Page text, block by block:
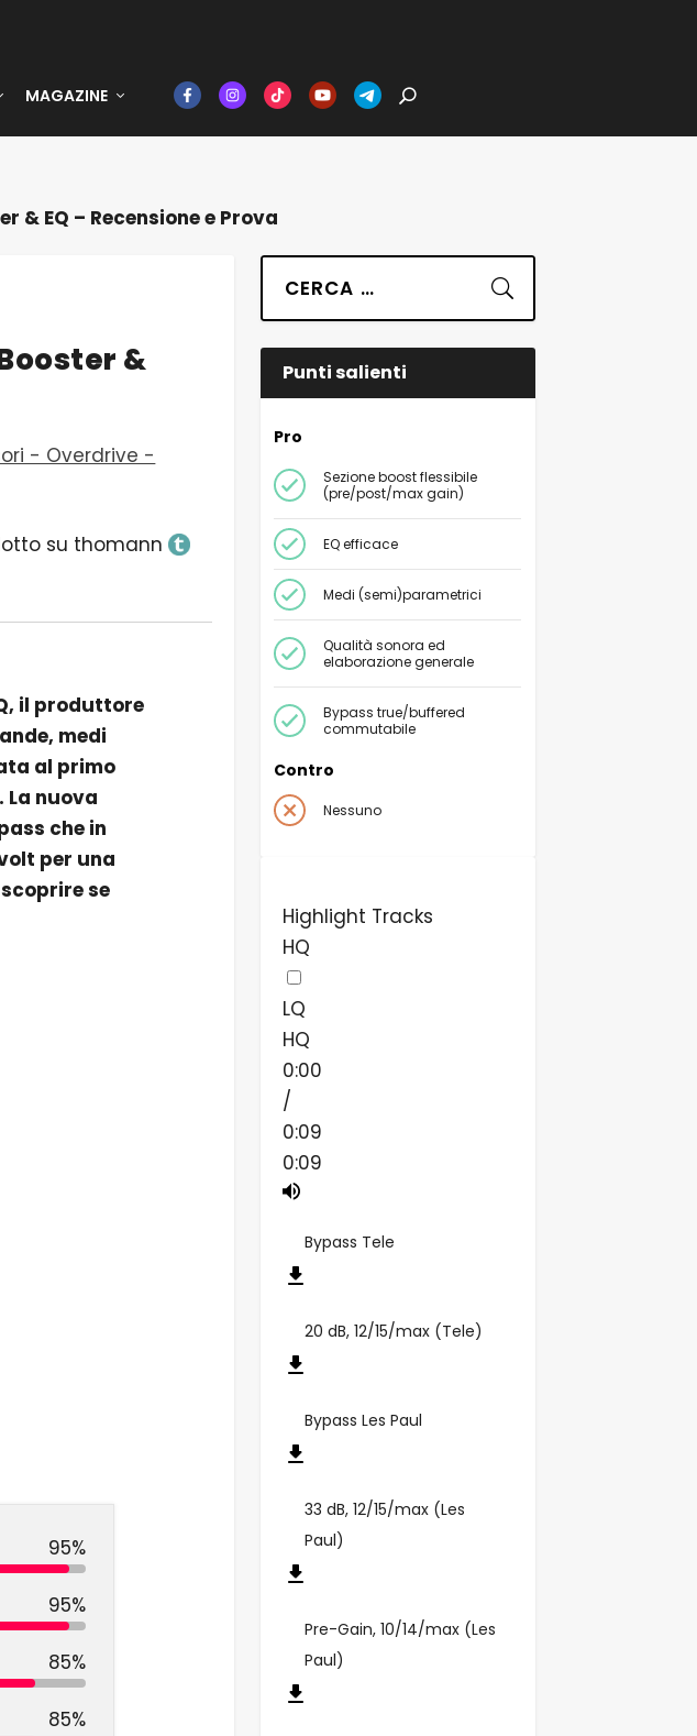
MAGAZINE
& EQ – Recensione e Prova
&
- Overdrive -
su thomann
il produttore
medi
al primo
La nuova
che in
per una
se
95%
95%
85%
85%
Suchen
Punti salienti
Pro
Sezione boost flessibile
(pre/post/max gain)
EQ efficace
Medi (semi)parametrici
Qualità sonora ed
elaborazione generale
Bypass true/buffered
commutabile
Contro
Nessuno
Highlight Tracks
HQ
LQ
HQ
0:00
/
0:09
0:09
Bypass Tele
20 dB, 12/15/max (Tele)
Bypass Les Paul
33 dB, 12/15/max (Les
Paul)
Pre-Gain, 10/14/max (Les
Paul)